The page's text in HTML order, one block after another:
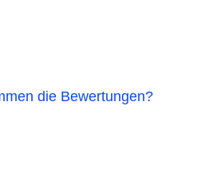
die Bewertungen?